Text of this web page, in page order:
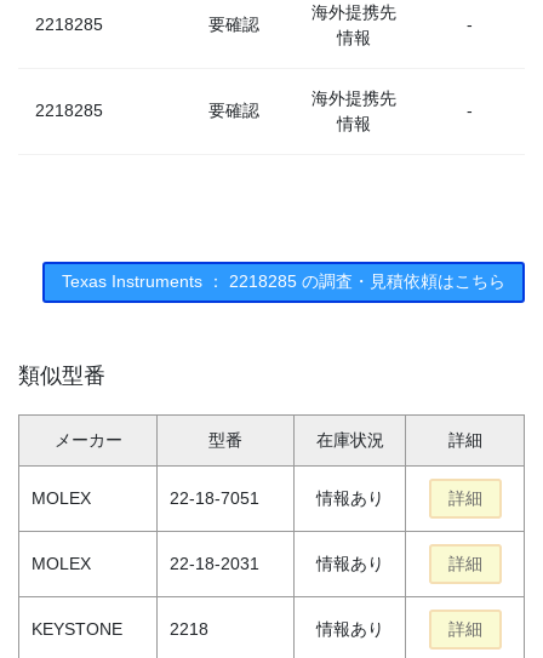
2218285 要確認
海外提携先
情報
-
2218285 要確認
海外提携先
情報
-
Texas Instruments ： 2218285 の調査・見積依頼はこちら
類似型番
メーカー 型番 在庫状況 詳細
MOLEX 22-18-7051 情報あり 詳細
MOLEX 22-18-2031 情報あり 詳細
KEYSTONE 2218 情報あり 詳細